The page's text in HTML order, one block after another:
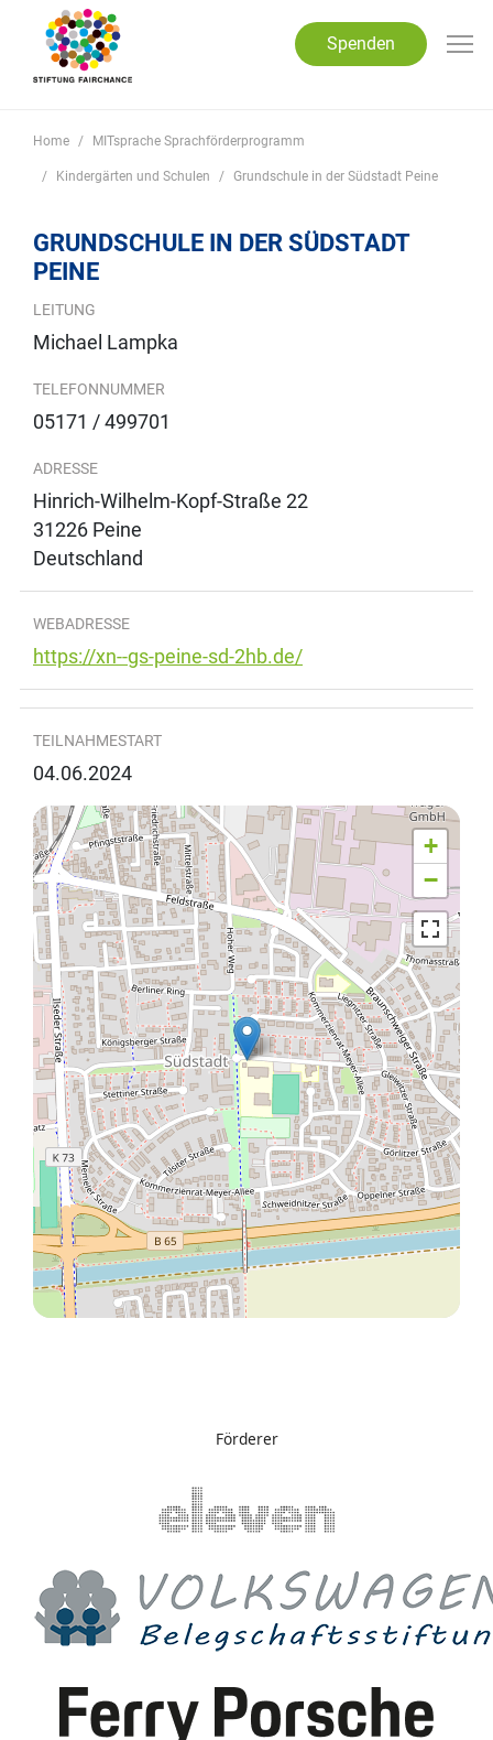
Spenden
Home MITsprache Sprachförderprogramm
Kindergärten und Schulen Grundschule in der Südstadt Peine
GRUNDSCHULE IN DER SÜDSTADT
PEINE
LEITUNG
Michael Lampka
TELEFONNUMMER
05171 / 499701
ADRESSE
Hinrich-Wilhelm-Kopf-Straße 22
31226 Peine
Deutschland
WEBADRESSE
https://xn--gs-peine-sd-2hb.de/
TEILNAHMESTART
04.06.2024
+
−
Förderer